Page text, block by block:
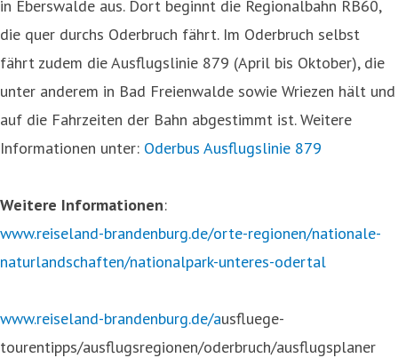
in Eberswalde aus. Dort beginnt die Regionalbahn RB60,
die quer durchs Oderbruch fährt. Im Oderbruch selbst
fährt zudem die Ausflugslinie 879 (April bis Oktober), die
unter anderem in Bad Freienwalde sowie Wriezen hält und
auf die Fahrzeiten der Bahn abgestimmt ist. Weitere
Informationen unter: Oderbus Ausflugslinie 879
Weitere Informationen:
www.reiseland-brandenburg.de/orte-regionen/nationale-
naturlandschaften/nationalpark-unteres-odertal
www.reiseland-brandenburg.de/ausfluege-
tourentipps/ausflugsregionen/oderbruch/ausflugsplaner